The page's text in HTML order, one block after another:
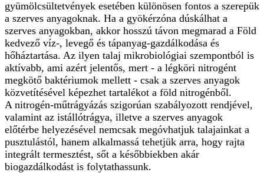
gyümölcsültetvények esetében különösen fontos a szerepük
a szerves anyagoknak. Ha a gyökérzóna dúskálhat a
szerves anyagokban, akkor hosszú távon megmarad a Föld
kedvező víz-, levegő és tápanyag-gazdálkodása és
hőháztartása. Az ilyen talaj mikrobiológiai szempontból is
aktívabb, ami azért jelentős, mert - a légköri nitrogént
megkötő baktériumok mellett - csak a szerves anyagok
közvetítésével képezhet tartalékot a föld nitrogénből.
A nitrogén-műtrágyázás szigorúan szabályozott rendjével,
valamint az istállótrágya, illetve a szerves anyagok
előtérbe helyezésével nemcsak megóvhatjuk talajainkat a
pusztulástól, hanem alkalmassá tehetjük arra, hogy rajta
integrált termesztést, sőt a későbbiekben akár
biogazdálkodást is folytathassunk.